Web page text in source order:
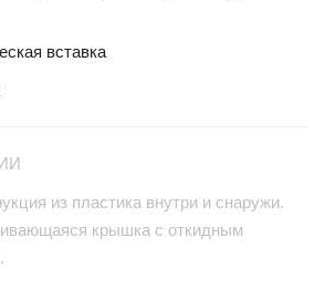
вставка
из пластика внутри и снаружи.
крышка с откидным